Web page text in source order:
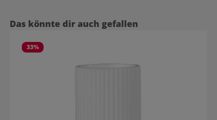
Produktgalerie überspringen
Das könnte dir auch gefallen
33%